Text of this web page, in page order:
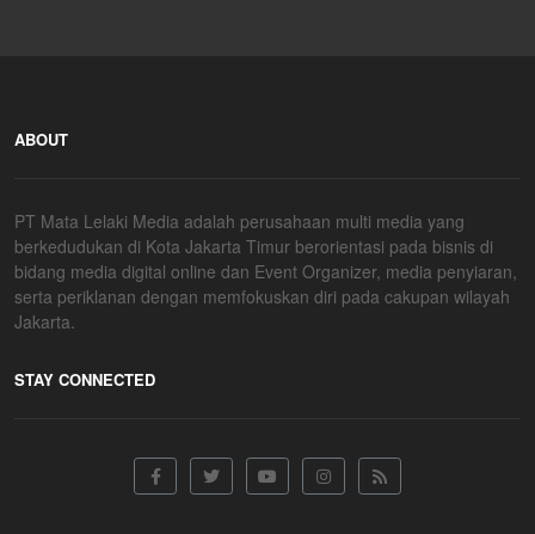
ABOUT
PT Mata Lelaki Media adalah perusahaan multi media yang
berkedudukan di Kota Jakarta Timur berorientasi pada bisnis di
bidang media digital online dan Event Organizer, media penyiaran,
serta periklanan dengan memfokuskan diri pada cakupan wilayah
Jakarta.
STAY CONNECTED